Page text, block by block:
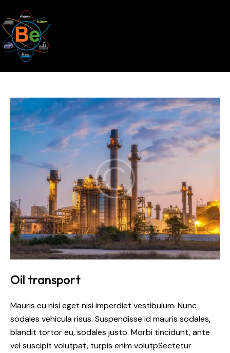
Oil transport
Mauris eu nisi eget nisi imperdiet vestibulum. Nunc
sodales vehicula risus. Suspendisse id mauris sodales,
blandit tortor eu, sodales justo. Morbi tincidunt, ante
vel suscipit volutpat, turpis enim volutpSectetur